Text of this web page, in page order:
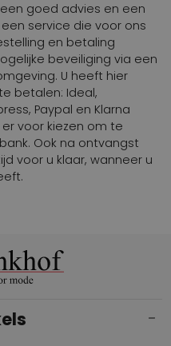
goed advies en een
service die voor ons
en betaling
beveiliging via een
U heeft hier
betalen: Ideal,
Paypal en Klarna
voor kiezen om te
Ook na ontvangst
voor u klaar, wanneer u